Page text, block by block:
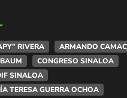
RIVERA
ARMANDO
CONGRESO SINALOA
SINALOA
TERESA GUERRA OCHOA